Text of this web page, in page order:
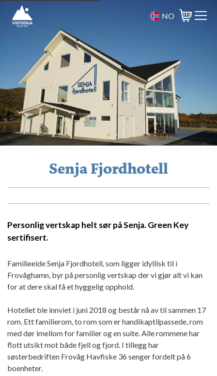
NO
Varukorg
Senja Fjordhotell
Personlig vertskap helt sør på Senja. Green Key
sertifisert.
Familieeide Senja Fjordhotell, som ligger idyllisk til i
Frovåghamn, byr på personlig vertskap der vi gjør alt vi kan
for at dere skal få et hyggelig opphold.
Hotellet ble innviet i juni 2018 og består nå av til sammen 17
rom. Ett familierom, to rom som er handikaptilpassede, rom
med dør imellom for familier og en suite. Alle rommene har
flott utsikt mot både fjell og fjord. I tillegg har
søsterbedriften Frovåg Havfiske 36 senger fordelt på 6
boenheter.